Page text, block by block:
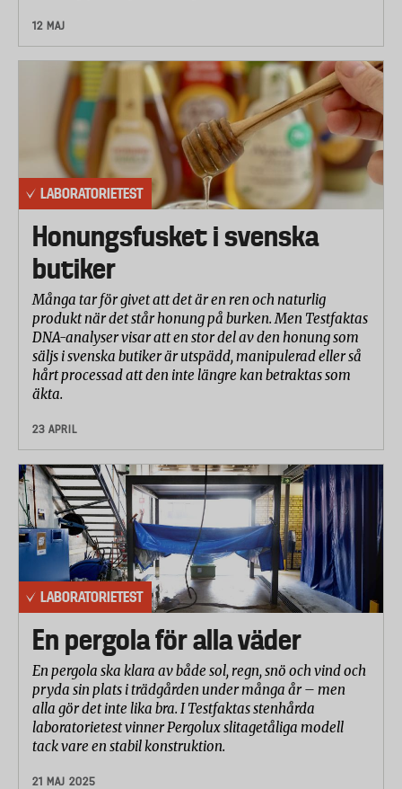
12 MAJ
LABORATORIETEST
Honungsfusket i svenska
butiker
Många tar för givet att det är en ren och naturlig
produkt när det står honung på burken. Men Testfaktas
DNA-analyser visar att en stor del av den honung som
säljs i svenska butiker är utspädd, manipulerad eller så
hårt processad att den inte längre kan betraktas som
äkta.
23 APRIL
LABORATORIETEST
En pergola för alla väder
En pergola ska klara av både sol, regn, snö och vind och
pryda sin plats i trädgården under många år – men
alla gör det inte lika bra. I Testfaktas stenhårda
laboratorietest vinner Pergolux slitagetåliga modell
tack vare en stabil konstruktion.
21 MAJ 2025